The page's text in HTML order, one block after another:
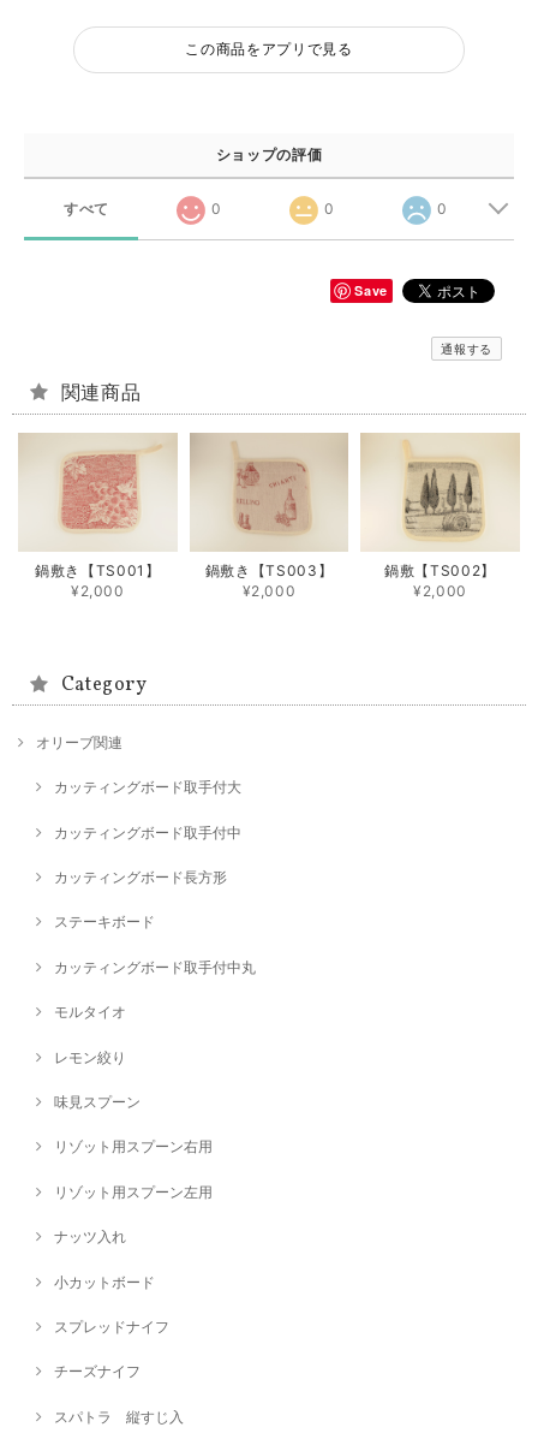
この商品をアプリで見る
ショップの評価
すべて 0 0 0
Save
通報する
関連商品
鍋敷き【TS001】
¥2,000
鍋敷き【TS003】
¥2,000
鍋敷【TS002】
¥2,000
Category
オリーブ関連
カッティングボード取手付大
カッティングボード取手付中
カッティングボード長方形
ステーキボード
カッティングボード取手付中丸
モルタイオ
レモン絞り
味見スプーン
リゾット用スプーン右用
リゾット用スプーン左用
ナッツ入れ
小カットボード
スプレッドナイフ
チーズナイフ
スパトラ 縦すじ入